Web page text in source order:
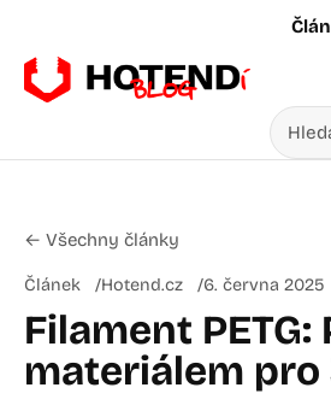
Hledat
← Všechny články
Článek Hotend.cz 6. června 2025
Filament
materiálem pro